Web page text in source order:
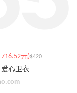
元)$420
爱心卫衣